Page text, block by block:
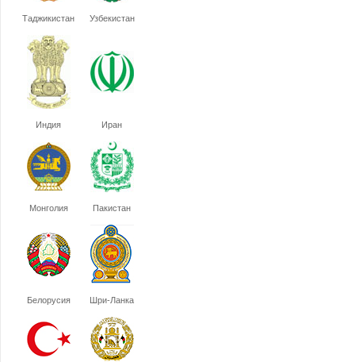
Таджикистан Узбекистан
Индия Иран
Монголия Пакистан
Белорусия Шри-Ланка